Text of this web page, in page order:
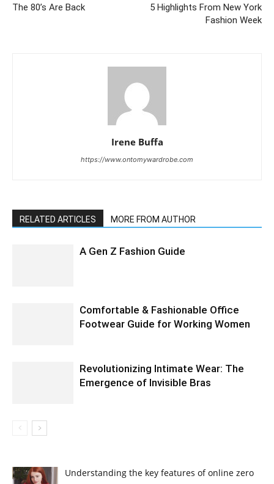
The 80’s Are Back
5 Highlights From New York
Fashion Week
Irene Buffa
https://www.ontomywardrobe.com
RELATED ARTICLES MORE FROM AUTHOR
A Gen Z Fashion Guide
Comfortable & Fashionable Office
Footwear Guide for Working Women
Revolutionizing Intimate Wear: The
Emergence of Invisible Bras
Understanding the key features of online zero